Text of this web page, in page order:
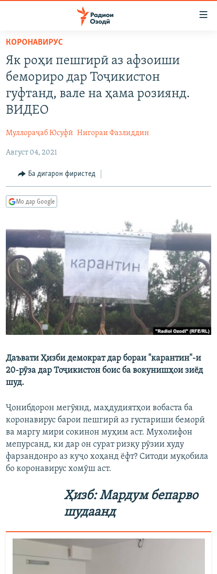
Ҷаҳиш
мояи
аслӣ
Ҷаҳиш
ба
феҳристи
Ҷаҳиш
ба
СИЁСАТ
ИҚТИСОД
ҶОМЕА
ОСИЁИ МАРКАЗӢ
ФАРҲАНГ
МЕҲМОНИ ОЗОДӢ
ГАПИ ОЗОД
РӮЗГОРИ МУҲОҶИР
САЛОМ, ХОҲАР
ҶАНГ ДАР УКРАИНА
НАЗАРИ МАРДУМ
БЛОГИСТОН
ЧАНДРАСОНАӢ
НИГОРИСТОН
КИТОБҲОИ ОЗОДӢ
Русский
ПАЙГИРӢ КУНЕД
Ҳамаи сомонаҳои RFE/RL
КОРОНАВИРУС
Як роҳи пешгирӣ аз афзоиши
бемориро дар Тоҷикистон
гуфтанд, вале на ҳама розиянд.
ВИДЕО
Муллораҷаб Юсуфӣ Нигораи Фазлиддин
Август 04, 2021
Ба дигарон фиристед
Мо дар Google
Даъвати Ҳизби демократ дар бораи "карантин"-и
20-рӯза дар Тоҷикистон боис ба вокунишҳои зиёд
шуд.
Ҷонибдорон мегӯянд, маҳдудиятҳои вобаста ба
коронавирус барои пешгирӣ аз густариши беморӣ
ва маргу мири сокинон муҳим аст. Мухолифон
мепурсанд, ки дар он сурат ризқу рӯзии худу
фарзандонро аз куҷо хоҳанд ёфт? Ситоди муқобила
бо коронавирус хомӯш аст.
Ҳизб: Мардум бепарво
шудаанд